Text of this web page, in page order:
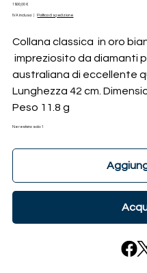
Prezzo
1900,00 €
IVA inclusa Politica di spedizione
Collana classica in oro
impreziosito da diamanti
australiana di eccellente
Lunghezza 42 cm.
Peso 11.8 g
Ne restano solo: 1